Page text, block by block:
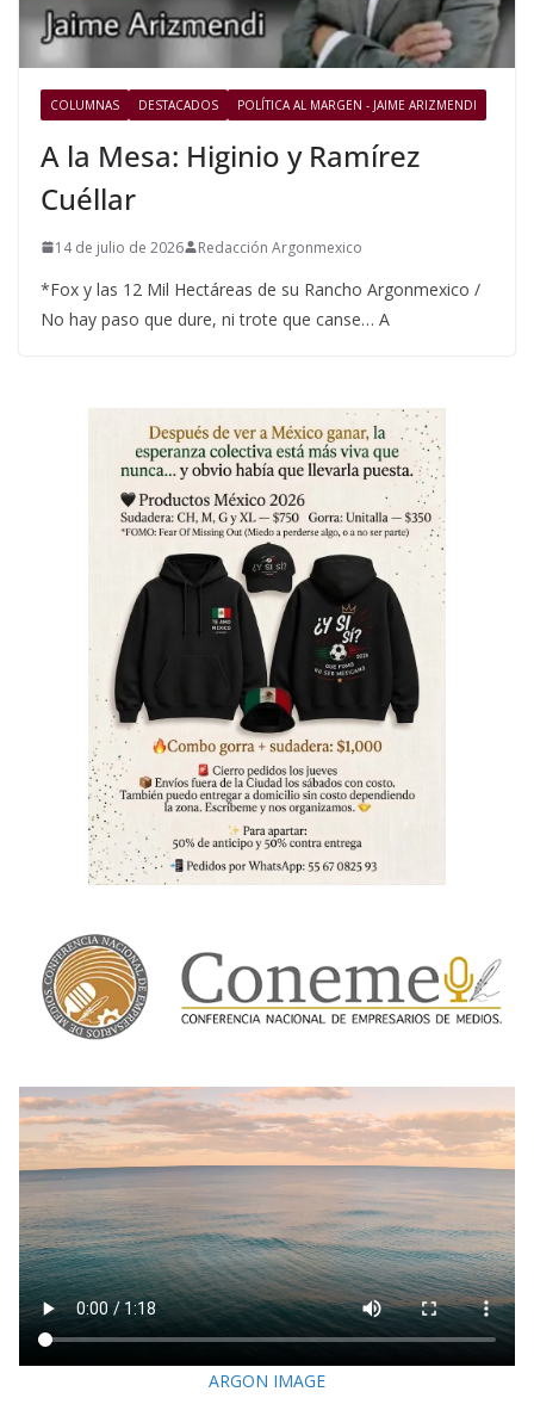
COLUMNAS DESTACADOS POLÍTICA AL MARGEN - JAIME ARIZMENDI
A la Mesa: Higinio y Ramírez
Cuéllar
14 de julio de 2026 Redacción Argonmexico
*Fox y las 12 Mil Hectáreas de su Rancho Argonmexico /
No hay paso que dure, ni trote que canse… A
ARGON IMAGE